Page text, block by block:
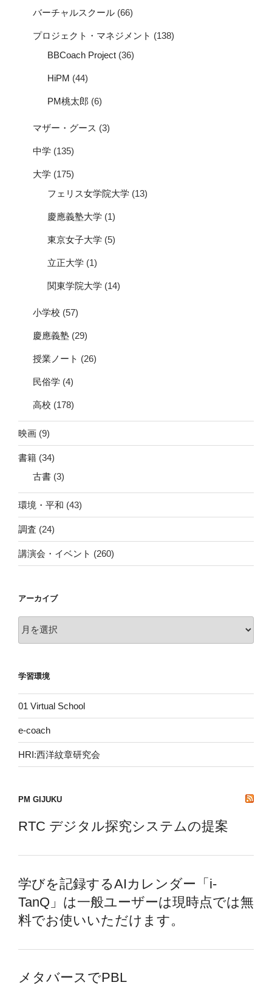
バーチャルスクール (66)
プロジェクト・マネジメント (138)
BBCoach Project (36)
HiPM (44)
PM桃太郎 (6)
マザー・グース (3)
中学 (135)
大学 (175)
フェリス女学院大学 (13)
慶應義塾大学 (1)
東京女子大学 (5)
立正大学 (1)
関東学院大学 (14)
小学校 (57)
慶應義塾 (29)
授業ノート (26)
民俗学 (4)
高校 (178)
映画 (9)
書籍 (34)
古書 (3)
環境・平和 (43)
調査 (24)
講演会・イベント (260)
アーカイブ
ー
ブ
学習環境
01 Virtual School
e-coach
HRI:西洋紋章研究会
PM GIJUKU
RTC デジタル探究システムの提案
学びを記録するAIカレンダー「i-
TanQ」は一般ユーザーは現時点では無
料でお使いいただけます。
メタバースでPBL